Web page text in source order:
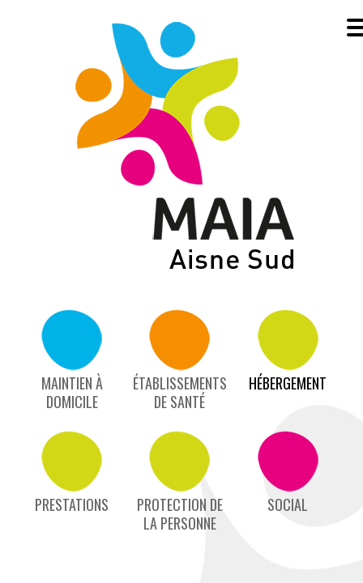
MAINTIEN À
DOMICILE
ÉTABLISSEMENTS
DE SANTÉ
HÉBERGEMENT
PRESTATIONS
PROTECTION DE
LA PERSONNE
SOCIAL